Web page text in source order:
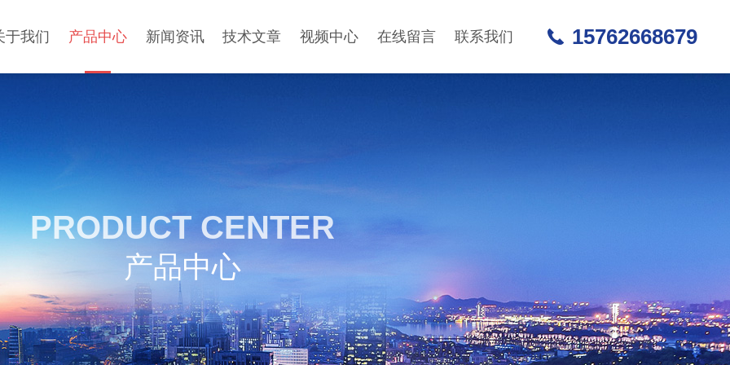
于我们 产品中心 新闻资讯 技术文章 视频中心 在线留言 联系我们 15762668679
PRODUCT CENTER
产品中心